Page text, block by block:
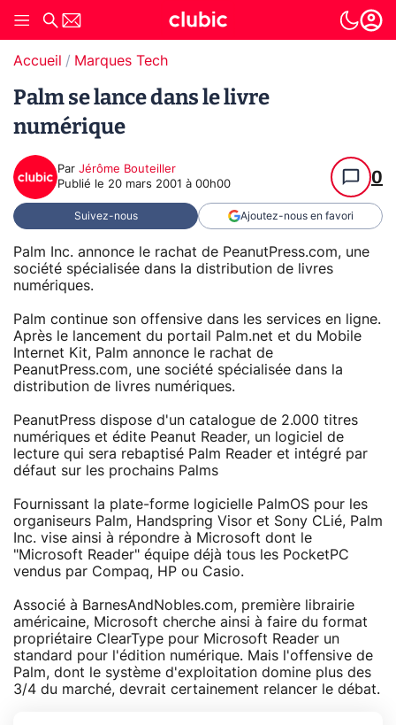
Accueil Marques Tech
Palm se lance dans le livre
numérique
Par Jérôme Bouteiller
Publié le 20 mars 2001 à 00h00 0
Suivez-nous Ajoutez-nous en favori
Palm Inc. annonce le rachat de PeanutPress.com, une
société spécialisée dans la distribution de livres
numériques.
Palm continue son offensive dans les services en ligne.
Après le lancement du portail Palm.net et du Mobile
Internet Kit, Palm annonce le rachat de
PeanutPress.com, une société spécialisée dans la
distribution de livres numériques.
PeanutPress dispose d'un catalogue de 2.000 titres
numériques et édite Peanut Reader, un logiciel de
lecture qui sera rebaptisé Palm Reader et intégré par
défaut sur les prochains Palms
Fournissant la plate-forme logicielle PalmOS pour les
organiseurs Palm, Handspring Visor et Sony CLié, Palm
Inc. vise ainsi à répondre à Microsoft dont le
"Microsoft Reader" équipe déjà tous les PocketPC
vendus par Compaq, HP ou Casio.
Associé à BarnesAndNobles.com, première librairie
américaine, Microsoft cherche ainsi à faire du format
propriétaire ClearType pour Microsoft Reader un
standard pour l'édition numérique. Mais l'offensive de
Palm, dont le système d'exploitation domine plus des
3/4 du marché, devrait certainement relancer le débat.